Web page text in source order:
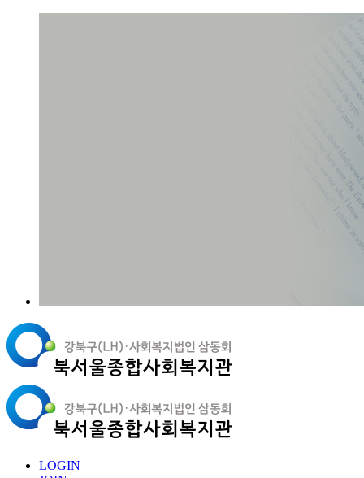
LOGIN